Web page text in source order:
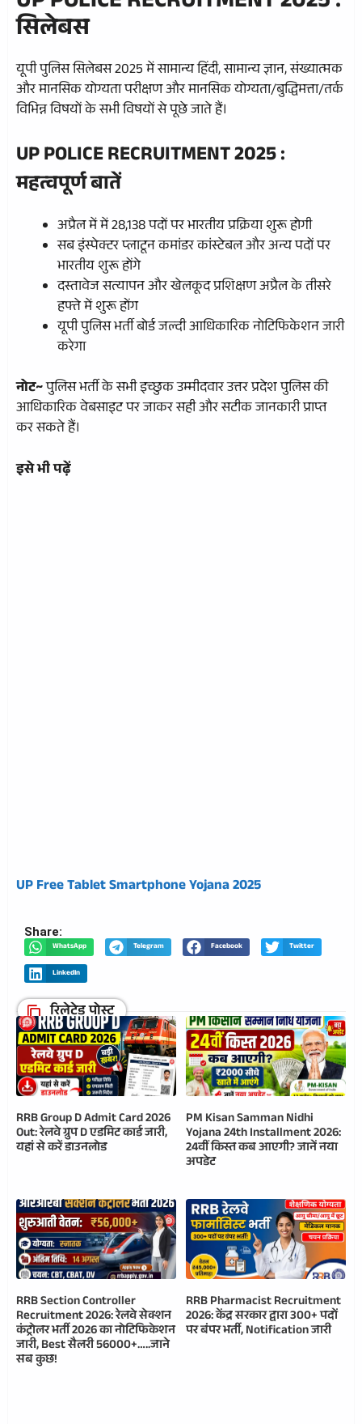
सिलेबस
यूपी पुलिस सिलेबस 2025 में सामान्य हिंदी, सामान्य ज्ञान, संख्यात्मक
और मानसिक योग्यता परीक्षण और मानसिक योग्यता/बुद्धिमत्ता/तर्क
विभिन्न विषयों के सभी विषयों से पूछे जाते हैं।
UP POLICE RECRUITMENT 2025 :
महत्वपूर्ण बातें
अप्रैल में में 28,138 पदों पर भारतीय प्रक्रिया शुरू होगी
सब इंस्पेक्टर प्लाटून कमांडर कांस्टेबल और अन्य पदों पर
भारतीय शुरू होंगे
दस्तावेज सत्यापन और खेलकूद प्रशिक्षण अप्रैल के तीसरे
हफ्ते में शुरू होंग
यूपी पुलिस भर्ती बोर्ड जल्दी आधिकारिक नोटिफिकेशन जारी
करेगा
नोट~पुलिस भर्ती के सभी इच्छुक उम्मीदवार उत्तर प्रदेश पुलिस की
आधिकारिक वेबसाइट पर जाकर सही और सटीक जानकारी प्राप्त
कर सकते हैं।
इसे भी पढ़ें
UP Free Tablet Smartphone Yojana 2025
Share:
WhatsApp Telegram Facebook Twitter
LinkedIn
रिलेटेड पोस्ट
RRB Group D Admit Card 2026
Out: रेलवे ग्रुप D एडमिट कार्ड जारी,
यहां से करें डाउनलोड
PM Kisan Samman Nidhi
Yojana 24th Installment 2026:
24वीं किस्त कब आएगी? जानें नया
अपडेट
RRB Section Controller
Recruitment 2026: रेलवे सेक्शन
कंट्रोलर भर्ती 2026 का नोटिफिकेशन
जारी, Best सैलरी 56000+…..जाने
सब कुछ!
RRB Pharmacist Recruitment
2026: केंद्र सरकार द्वारा 300+ पदों
पर बंपर भर्ती, Notification जारी